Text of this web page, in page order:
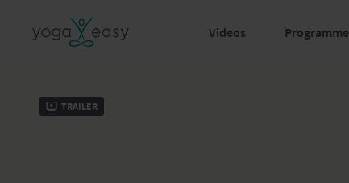
Videos Programme
Trailer